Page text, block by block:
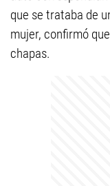
que se trataba de
mujer, confirmó
chapas.